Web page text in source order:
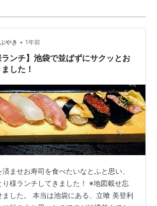
やき • 1年前
ランチ】池袋で並ばずにサクッとお
した！
ませお寿司を食べたいなとふと思い、
り様ランチしてきました！ ※地図載せ忘
ました。 本当は池袋にある、立喰 美登利